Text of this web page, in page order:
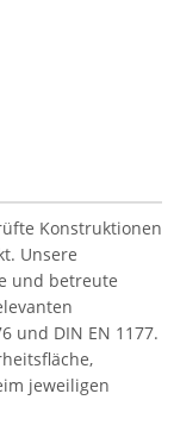
Konstruktionen
Unsere
und betreute
und DIN EN 1177.
jeweiligen